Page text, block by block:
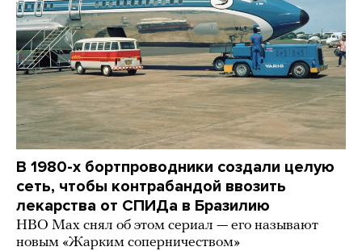
В 1980-х бортпроводники создали целую
сеть, чтобы контрабандой ввозить
лекарства от СПИДа в Бразилию
HBO Max снял об этом сериал — его называют
новым «Жарким соперничеством»